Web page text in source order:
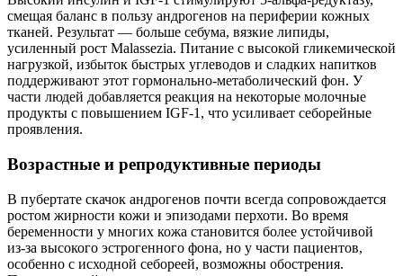
смещая баланс в пользу андрогенов на периферии кожных
тканей. Результат — больше себума, вязкие липиды,
усиленный рост Malassezia. Питание с высокой гликемической
нагрузкой, избыток быстрых углеводов и сладких напитков
поддерживают этот гормонально-метаболический фон. У
части людей добавляется реакция на некоторые молочные
продукты с повышением IGF‑1, что усиливает себорейные
проявления.
Возрастные и репродуктивные периоды
В пубертате скачок андрогенов почти всегда сопровождается
ростом жирности кожи и эпизодами перхоти. Во время
беременности у многих кожа становится более устойчивой
из‑за высокого эстрогенного фона, но у части пациентов,
особенно с исходной себореей, возможны обострения.